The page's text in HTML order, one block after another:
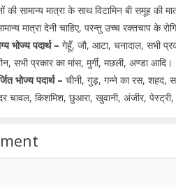
की सामान्य मात्रा के साथ विटामिन बी समूह की
मात्रा देनी चाहिए, परन्तु उच्च रक्तचाप के
भोज्य पदार्थ – गेहूँ, जौ, आटा, चनादाल, सभी
सभी प्रकार का मांस, मुर्गी, मछली, अण्डा आदि।
भोज्य पदार्थ – चीनी, गुड़, गन्ने का रस, शहद,
चावल, किशमिश, छुआरा, खुवानी, अंजीर,